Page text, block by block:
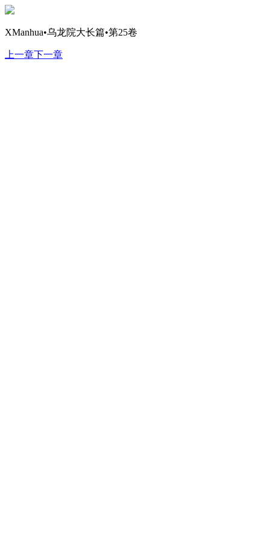
XManhua•乌龙院大长篇•第25卷
上一章下一章